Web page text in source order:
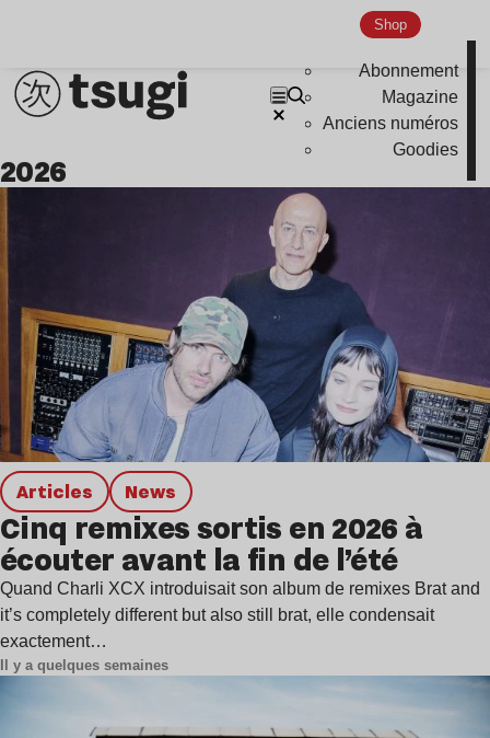
Shop
Abonnement
Magazine
Anciens numéros
Goodies
2026
Articles news
Cinq remixes sortis en 2026 à
écouter avant la fin de l’été
Quand Charli XCX introduisait son album de remixes Brat and
it’s completely different but also still brat, elle condensait
exactement…
Il y a quelques semaines